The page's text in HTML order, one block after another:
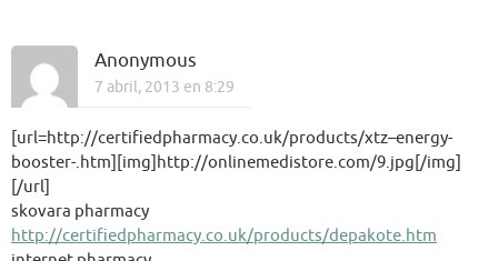
Anonymous
7 abril, 2013 en 8:29
[url=http://certifiedpharmacy.co.uk/products/xtz–energy-
booster-.htm][img]http://onlinemedistore.com/9.jpg[/img]
[/url]
skovara pharmacy
http://certifiedpharmacy.co.uk/products/depakote.htm